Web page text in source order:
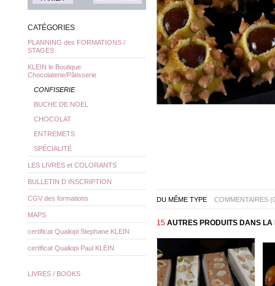
DU MÊME TYPE COMMENTAIRES
15 AUTRES PRODUITS DANS LA
CATÉGORIES
PLANNING des FORMATIONS /
STAGES
KLEIN le Boutique
Chocolaterie/Pâtisserie
CONFISERIE
BUCHE DE NOEL
CHOCOLAT
ENTREMETS
SPÉCIALITÉ
LES LIVRES et COLORANTS
BULLETIN D INSCRIPTION
CGV des formations
MAPS
certificat Qualiopi Stephane KLEIN
certificat Qualiopi Paul KLEIN
LIVRES / BOOKS